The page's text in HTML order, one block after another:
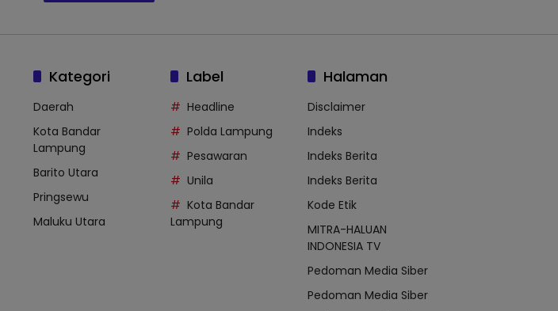
Kategori
Daerah
Kota Bandar
Lampung
Barito Utara
Pringsewu
Maluku Utara
Label
Headline
Polda Lampung
Pesawaran
Unila
Kota Bandar
Lampung
Halaman
Disclaimer
Indeks
Indeks Berita
Indeks Berita
Kode Etik
MITRA-HALUAN
INDONESIA TV
Pedoman Media Siber
Pedoman Media Siber